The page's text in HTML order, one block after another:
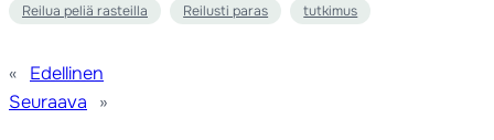
Reilua peliä rasteilla Reilusti paras tutkimus
«
Edellinen
Seuraava
»